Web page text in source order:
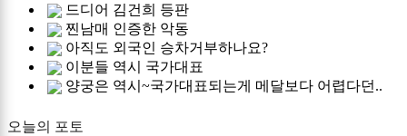
드디어 김건희 등판
찐남매 인증한 악동
아직도 외국인 승차거부하나요?
이분들 역시 국가대표
양궁은 역시~국가대표되는게 메달보다 어렵다던..
오늘의 포토